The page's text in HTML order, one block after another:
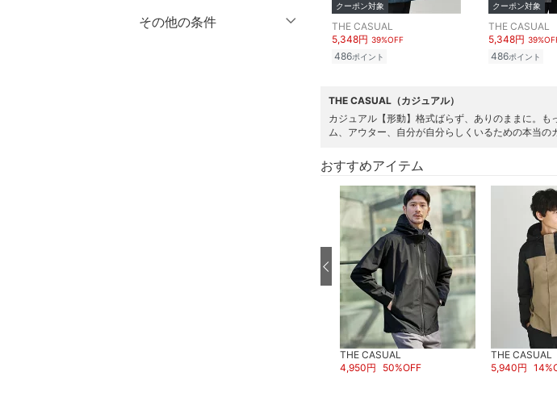
アクセサリー・腕時計
クリア 絞り込み
％OFF～ ％OFF
その他の条件
クーポン対象
THE CASUAL
5,348円 39%OFF
486ポイント
クーポン対象
THE CASUAL
5,348円
486ポイント
THE CASUAL（カジュアル）
カジュアル【形動】格式ばらず、ありのままに。
ム、アウター、自分が自分らしくいるための本当の
おすすめアイテム
THE CASUAL
4,950円 50%OFF
THE CASUAL
5,940円 14